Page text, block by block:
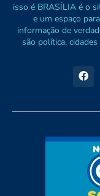
isso é BRASÍLIA é o
e um espaço
informação de
são política,